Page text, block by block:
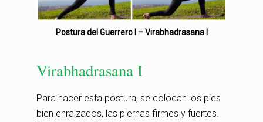
Postura del Guerrero I – Virabhadrasana I
Virabhadrasana I
Para hacer esta postura, se colocan los pies
bien enraizados, las piernas firmes y fuertes.